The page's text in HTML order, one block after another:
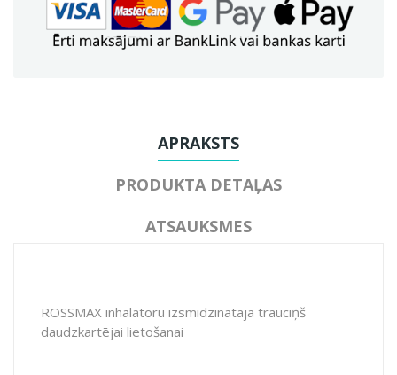
APRAKSTS
PRODUKTA DETAĻAS
ATSAUKSMES
ROSSMAX inhalatoru izsmidzinātāja trauciņš
daudzkartējai lietošanai